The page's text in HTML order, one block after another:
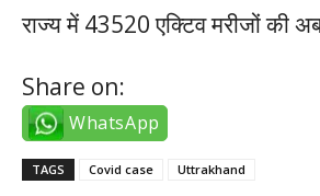
राज्य में 43520 एक्टिव मरीजों की
Share on:
WhatsApp
TAGS Covid case Uttrakhand